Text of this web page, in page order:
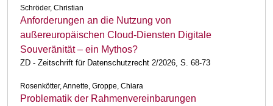
Schröder, Christian
Anforderungen an die Nutzung von
außereuropäischen Cloud-Diensten Digitale
Souveränität – ein Mythos?
ZD - Zeitschrift für Datenschutzrecht 2/2026, S. 68-73
Rosenkötter, Annette, Groppe, Chiara
Problematik der Rahmenvereinbarungen